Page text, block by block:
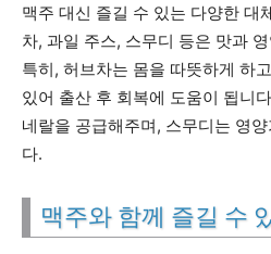
맥주 대신 즐길 수 있는 다양한 대
차, 과일 주스, 스무디 등은 맛과
특히, 허브차는 몸을 따뜻하게 하
있어 출산 후 회복에 도움이 됩니
네랄을 공급해주며, 스무디는 영
다.
맥주와 함께 즐길 수